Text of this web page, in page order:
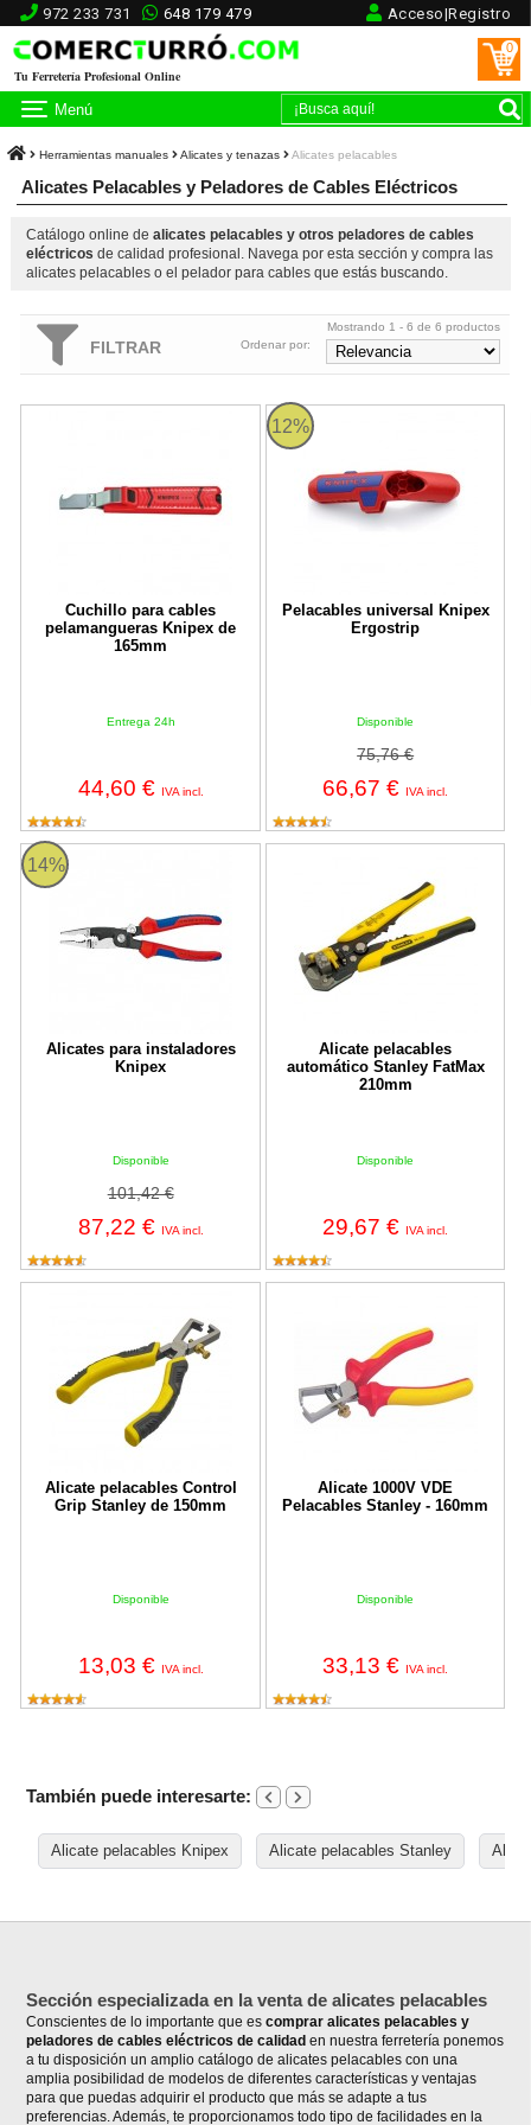
972 233 731 648 179 479 Acceso|Registro
Tu Ferretería Profesional Online
0
Menú
Herramientas manuales Alicates y tenazas Alicates pelacables
Alicates Pelacables y Peladores de Cables Eléctricos
Catálogo online de alicates pelacables y otros peladores de cables
eléctricos de calidad profesional. Navega por esta sección y compra las
alicates pelacables o el pelador para cables que estás buscando.
FILTRAR
Mostrando 1 - 6 de 6 productos
Ordenar por:
Cuchillo para cables
pelamangueras Knipex de
165mm
Entrega 24h
44,60 € IVA incl.
Cuchillo para cables pelamangueras Knipex de 165mm
12%
Pelacables universal Knipex
Ergostrip
Disponible
75,76 €
66,67 € IVA incl.
Pelacables universal Knipex
14%
Alicates para instaladores
Knipex
Disponible
101,42 €
87,22 € IVA incl.
Alicates para instaladores Knipex
Alicate pelacables
automático Stanley FatMax
210mm
Disponible
29,67 € IVA incl.
Alicate pelacables Control
Grip Stanley de 150mm
Disponible
13,03 € IVA incl.
Alicate 1000V VDE
Pelacables Stanley - 160mm
Disponible
33,13 € IVA incl.
También puede interesarte:
Alicate pelacables Knipex Alicate pelacables Stanley
Sección especializada en la venta de alicates pelacables
Conscientes de lo importante que escomprar alicates pelacables y
peladores de cables eléctricos de calidad en nuestra ferretería ponemos
a tu disposición un amplio catálogo de alicates pelacables con una
amplia posibilidad de modelos de diferentes características y ventajas
para que puedas adquirir el producto que más se adapte a tus
preferencias. Además, te proporcionamos todo tipo de facilidades en la